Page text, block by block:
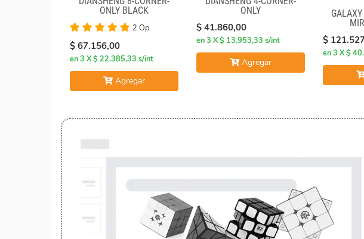
ONLY BLACK
2 Op.
$ 67.156,00
en 3 X $ 22.385,33 s/int
Agregar
ONLY
$ 41.860,00
en 3 X $ 13.953,33 s/int
Agregar
$
en 3 X $